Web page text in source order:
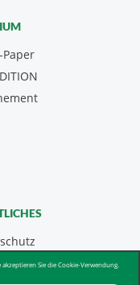
Sie die Cookie-Verwendung.
Paper